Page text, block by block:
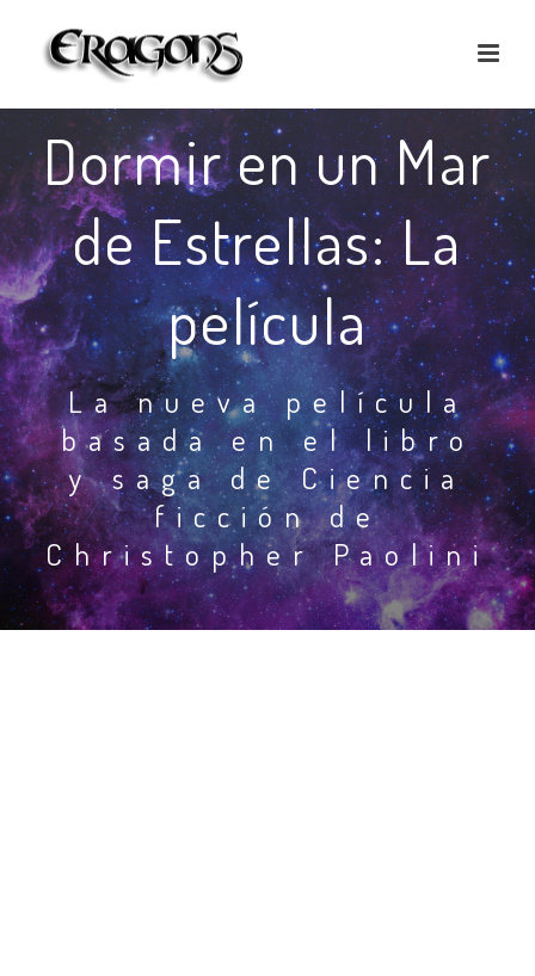
Dormir en un Mar
de Estrellas: La
película
La nueva película
basada en el libro
y saga de Ciencia
ficción de
Christopher Paolini